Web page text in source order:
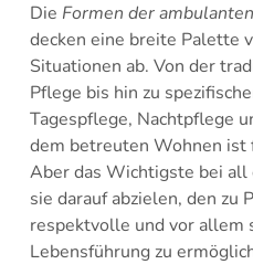
Die Formen der
decken eine breite Palette
Situationen ab. Von der
Pflege bis hin zu
Tagespflege, Nachtpflege
dem betreuten Wohnen ist
Aber das Wichtigste bei all
sie darauf abzielen, den zu
respektvolle und vor allem
Lebensführung zu